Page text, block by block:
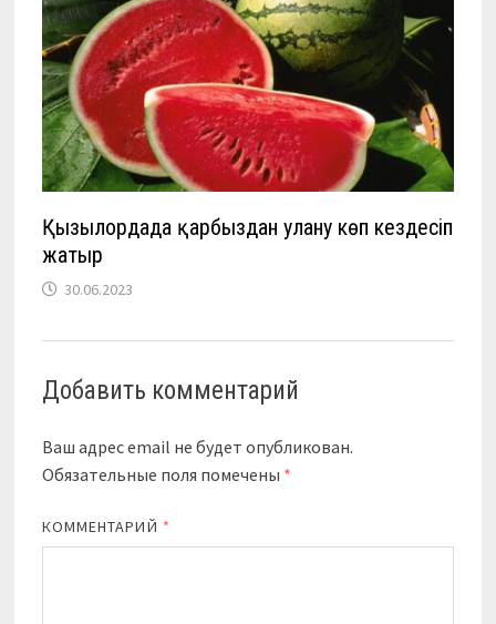
Қызылордада қарбыздан улану көп кездесіп
жатыр
30.06.2023
Добавить комментарий
Ваш адрес email не будет опубликован.
Обязательные поля помечены *
КОММЕНТАРИЙ *